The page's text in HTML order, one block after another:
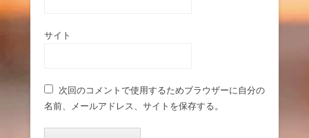
サイト
次回のコメントで使用するためブラウザーに自分の
名前、メールアドレス、サイトを保存する。